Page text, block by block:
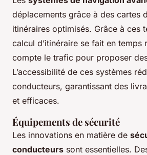
déplacements grâce à des cartes
itinéraires optimisés. Grâce à ces
calcul d’itinéraire se fait en temps
compte le trafic pour proposer
L’accessibilité de ces systèmes
conducteurs, garantissant des
et efficaces.
Équipements de sécurité
Les innovations en matière de
conducteurs sont essentielles.